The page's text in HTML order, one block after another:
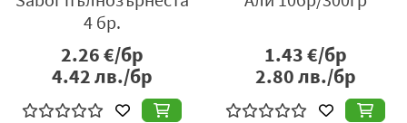
„Серафим Стоев“ №28, тел.: +359 2 813 19 44, +359 2 813
office@inkofoods.com www.inkofoods.com; www.ol
delpasobulgaria.com
4 бр.
2.26€/бр
4.42лв./бр
1.43€/бр
2.80лв./бр